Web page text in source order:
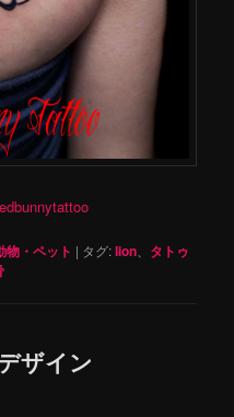
物・ペット | タグ:lion
タトゥ
ザイン